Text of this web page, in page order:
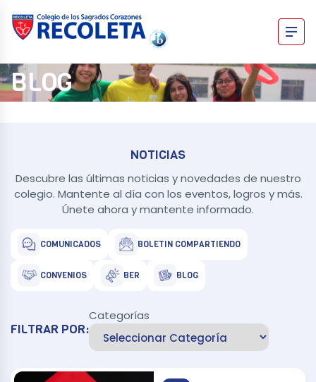
content
BLOG
NOTICIAS
Descubre las últimas noticias y novedades de nuestro
colegio. Mantente al día con los eventos, logros y más.
Únete ahora y mantente informado.
COMUNICADOS BOLETIN COMPARTIENDO
CONVENIOS BER BLOG
FILTRAR POR:
Categorías